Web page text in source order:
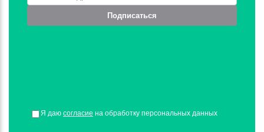
Подписаться
Я даю согласие на обработку персональных данных